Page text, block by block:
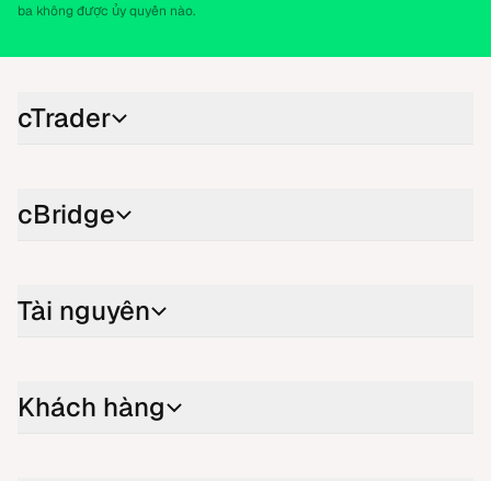
ba không được ủy quyền nào.
cTrader
cBridge
Tài nguyên
Khách hàng